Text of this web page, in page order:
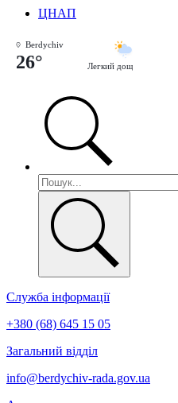
ЦНАП
Berdychiv
26° Легкий дощ
Служба інформації
+380 (68) 645 15 05
Загальний відділ
info@berdychiv-rada.gov.ua